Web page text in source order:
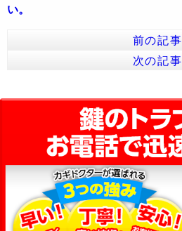
い。
前の記事
次の記事